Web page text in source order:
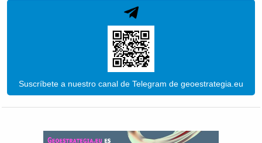
Suscríbete a nuestro canal de Telegram de geoestrategia.eu